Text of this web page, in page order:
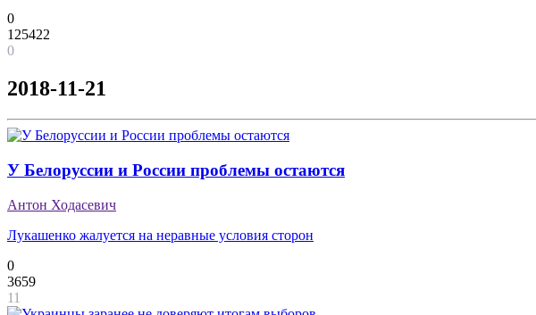
0
125422
0
2018-11-21
У Белоруссии и России проблемы остаются
Антон Ходасевич
Лукашенко жалуется на неравные условия сторон
0
3659
11